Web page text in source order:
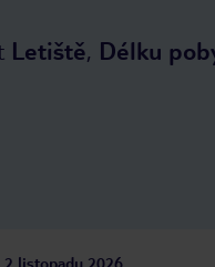
Letiště, Délku
2 listopadu 2026